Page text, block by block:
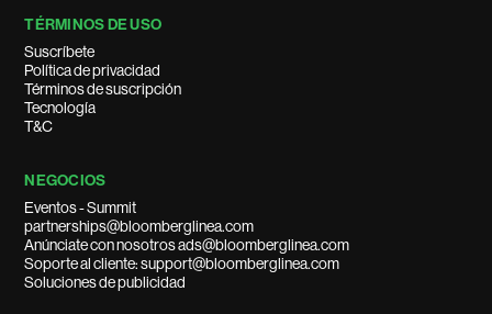
TÉRMINOS DE USO
Suscríbete
Política de privacidad
Términos de suscripción
Tecnología
T&C
NEGOCIOS
Eventos - Summit
partnerships@bloomberglinea.com
Anúnciate con nosotros ads@bloomberglinea.com
Soporte al cliente: support@bloomberglinea.com
Soluciones de publicidad